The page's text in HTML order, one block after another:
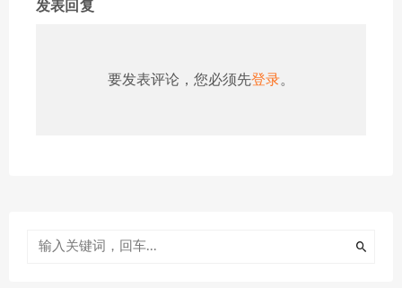
发表回复
要发表评论，您必须先登录。